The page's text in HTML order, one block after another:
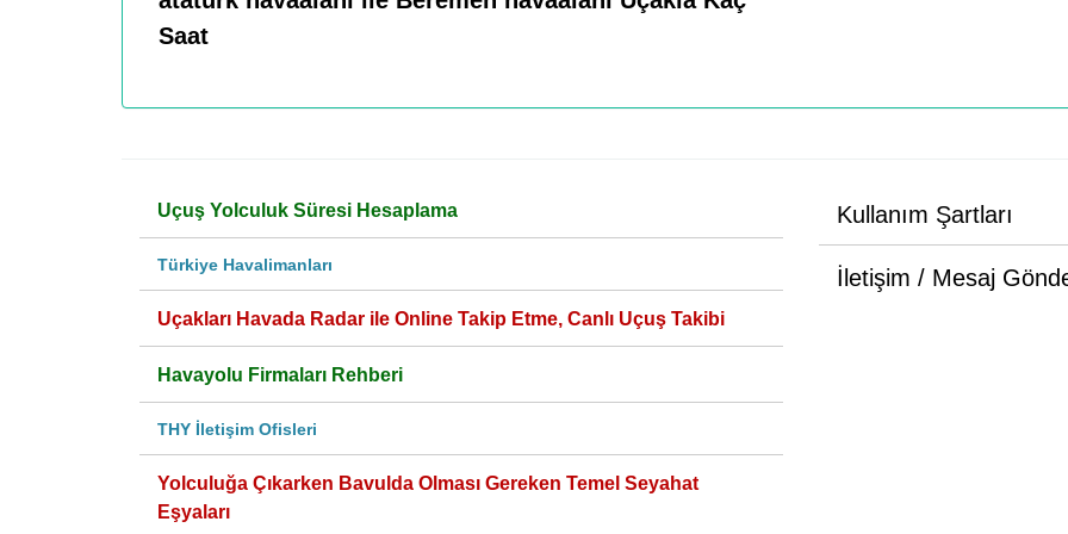
Saat
Uçuş Yolculuk Süresi Hesaplama
Türkiye Havalimanları
Uçakları Havada Radar ile Online Takip Etme, Canlı Uçuş Takibi
Havayolu Firmaları Rehberi
THY İletişim Ofisleri
Yolculuğa Çıkarken Bavulda Olması Gereken Temel Seyahat
Eşyaları
Kullanım Şartları
İletişim / Mesaj